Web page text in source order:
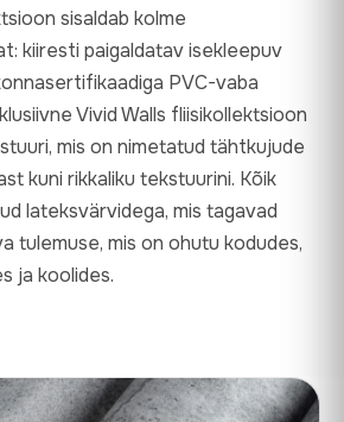
sisaldab kolme
kiiresti paigaldatav isekleepuv
PVC-vaba
Vivid Walls fliisikollektsioon
mis on nimetatud tähtkujude
kuni rikkaliku tekstuurini. Kõik
lateksvärvidega, mis tagavad
tulemuse, mis on ohutu kodudes,
ja koolides.